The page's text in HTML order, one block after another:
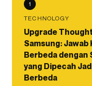
1
TECHNOLOGY
Upgrade
Samsung: Jawab
Berbeda dengan
yang Dipecah
Berbeda